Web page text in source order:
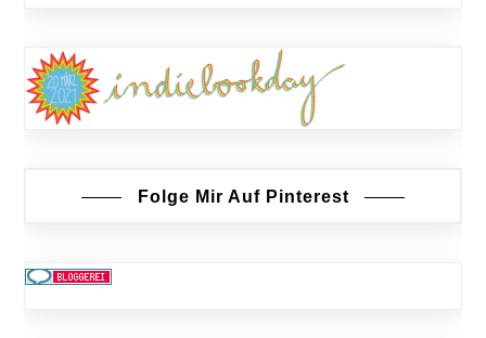
Folge Mir Auf Pinterest